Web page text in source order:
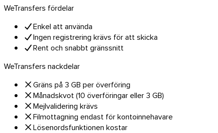
WeTransfers fördelar
Enkel att använda
Ingen registrering krävs för att skicka
Rent och snabbt gränssnitt
WeTransfers nackdelar
Gräns på 3 GB per överföring
Månadskvot (10 överföringar eller 3 GB)
Mejlvalidering krävs
Filmottagning endast för kontoinnehavare
Lösenordsfunktionen kostar